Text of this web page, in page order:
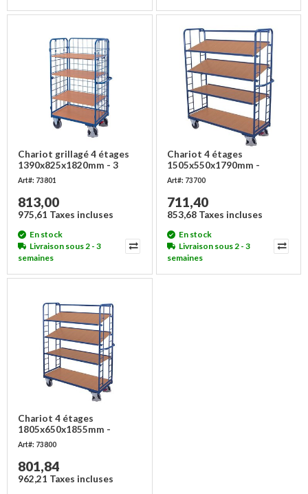
Chariot grillagé 4 étages
1390x825x1820mm - 3
côtés
Art#: 73801
813,00
975,61 Taxes incluses
En stock
Livraison sous 2 - 3
semaines
Chariot 4 étages
1505x550x1790mm -
Charge 250 kg
Art#: 73700
711,40
853,68 Taxes incluses
En stock
Livraison sous 2 - 3
semaines
Chariot 4 étages
1805x650x1855mm -
Charge 400 kg
Art#: 73800
801,84
962,21 Taxes incluses